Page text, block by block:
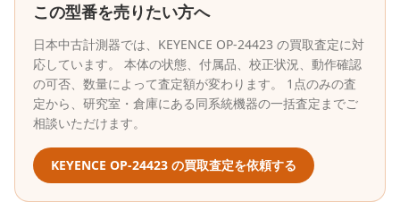
この型番を売りたい方へ
日本中古計測器では、 KEYENCE OP-24423 の買取査定に対
応しています。 本体の状態、付属品、校正状況、動作確認
の可否、数量によって査定額が変わります。 1点のみの査
定から、研究室・倉庫にある同系統機器の一括査定までご
相談いただけます。
KEYENCE OP-24423 の買取査定を依頼する